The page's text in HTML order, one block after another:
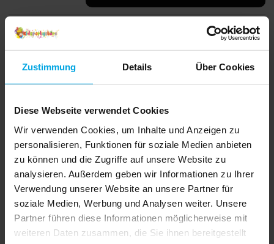
Zustimmung Details Über Cookies
Diese Webseite verwendet Cookies
Wir verwenden Cookies, um Inhalte und Anzeigen zu
personalisieren, Funktionen für soziale Medien anbieten
zu können und die Zugriffe auf unsere Website zu
analysieren. Außerdem geben wir Informationen zu Ihrer
Verwendung unserer Website an unsere Partner für
soziale Medien, Werbung und Analysen weiter. Unsere
Partner führen diese Informationen möglicherweise mit
weiteren Daten zusammen, die Sie ihnen bereitgestellt
Babyparty oder andere besondere
Anlässe, unsere Ballonpumpe ist die
Andere Kunden kauften
Ballspiel Fang den Ball
Tattoos mit
Schmetterlingsmotiven
6er-Pack